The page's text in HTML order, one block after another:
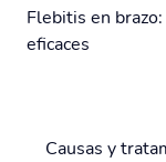
Flebitis en
eficaces
Causas y